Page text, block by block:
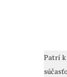
Patrí k